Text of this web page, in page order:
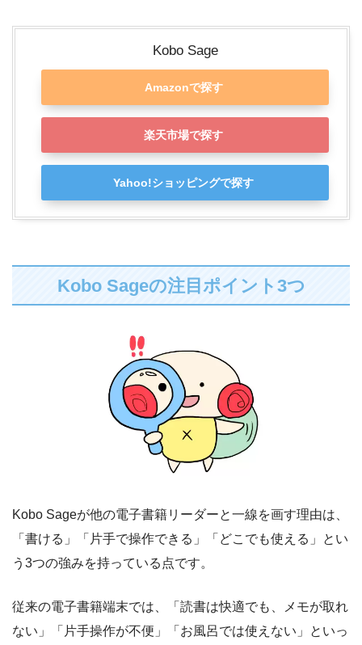
Kobo Sage
Amazonで探す
楽天市場で探す
Yahoo!ショッピングで探す
Kobo Sageの注目ポイント3つ
Kobo Sageが他の電子書籍リーダーと一線を画す理由は、
「書ける」「片手で操作できる」「どこでも使える」とい
う3つの強みを持っている点です。
従来の電子書籍端末では、「読書は快適でも、メモが取れ
ない」「片手操作が不便」「お風呂では使えない」といっ